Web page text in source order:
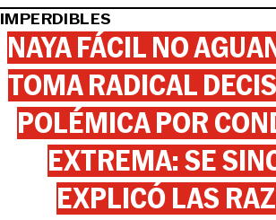
IMPERDIBLES
NAYA FÁCIL NO
TOMA RADICAL
POLÉMICA POR
EXTREMA: SE
EXPLICÓ LAS